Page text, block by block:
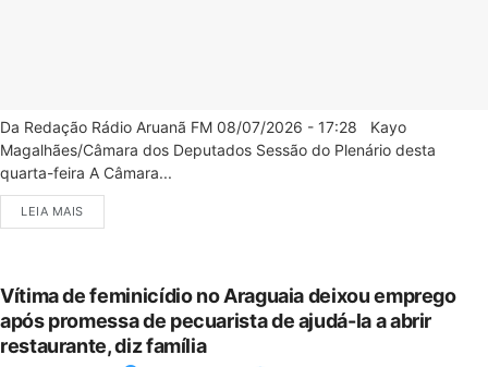
Da Redação Rádio Aruanã FM 08/07/2026 - 17:28 Kayo
Magalhães/Câmara dos Deputados Sessão do Plenário desta
quarta-feira A Câmara...
LEIA MAIS
Vítima de feminicídio no Araguaia deixou emprego
após promessa de pecuarista de ajudá-la a abrir
restaurante, diz família